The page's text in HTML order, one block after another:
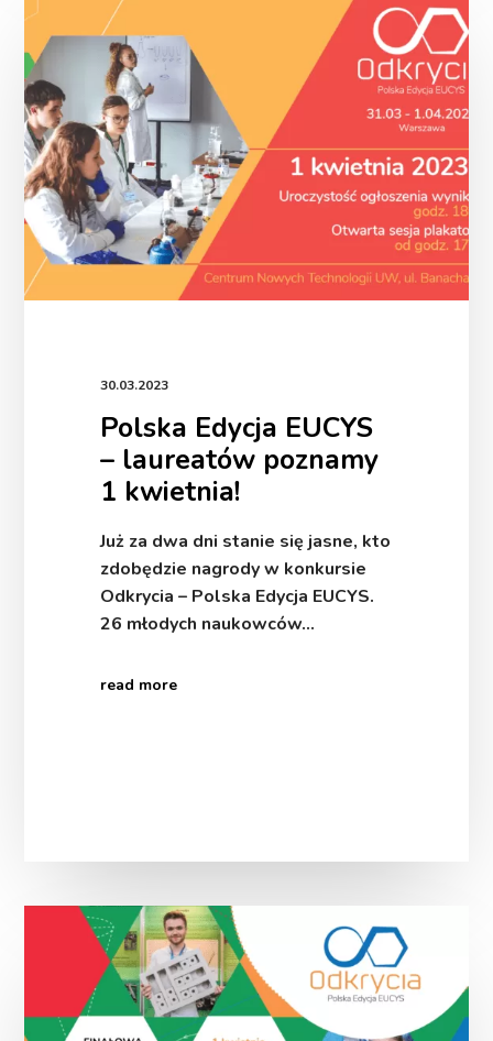
Edycja
EUCYS
–
laureatów
poznamy
1
kwietnia!
30.03.2023
Polska Edycja EUCYS
– laureatów poznamy
1 kwietnia!
Już za dwa dni stanie się jasne, kto
zdobędzie nagrody w konkursie
Odkrycia – Polska Edycja EUCYS.
26 młodych naukowców…
read more
Finaliści
konkursu
Polska